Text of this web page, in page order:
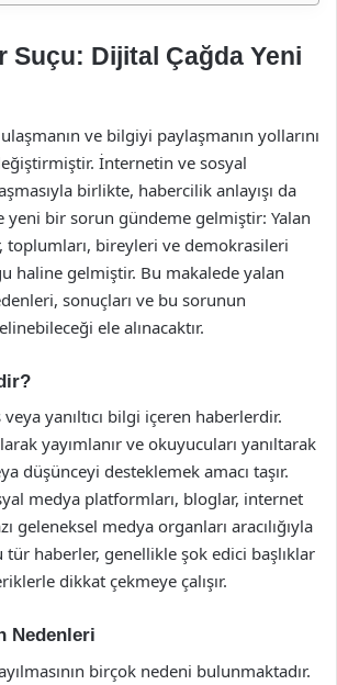
Suçu: Dijital Çağda Yeni
ve bilgiyi paylaşmanın yollarını
İnternetin ve sosyal
birlikte, habercilik anlayışı da
yeni bir sorun gündeme gelmiştir: Yalan
toplumları, bireyleri ve demokrasileri
haline gelmiştir. Bu makalede yalan
sonuçları ve bu sorunun
ele alınacaktır.
veya yanıltıcı bilgi içeren haberlerdir.
yayımlanır ve okuyucuları yanıltarak
düşünceyi desteklemek amacı taşır.
medya platformları, bloglar, internet
geleneksel medya organları aracılığıyla
tür haberler, genellikle şok edici başlıklar
dikkat çekmeye çalışır.
Nedenleri
birçok nedeni bulunmaktadır.